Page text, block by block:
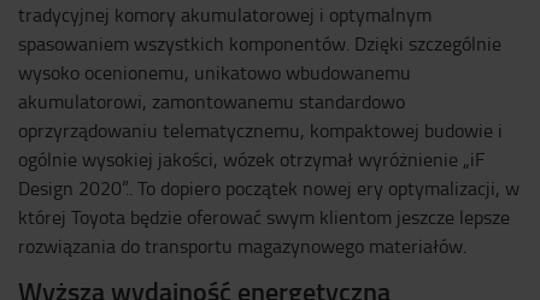
tradycyjnej komory akumulatorowej i optymalnym
spasowaniem wszystkich komponentów. Dzięki szczególnie
wysoko ocenionemu, unikatowo wbudowanemu
akumulatorowi, zamontowanemu standardowo
oprzyrządowaniu telematycznemu, kompaktowej budowie i
ogólnie wysokiej jakości, wózek otrzymał wyróżnienie „iF
Design 2020”.. To dopiero początek nowej ery optymalizacji, w
której Toyota będzie oferować swym klientom jeszcze lepsze
rozwiązania do transportu magazynowego materiałów.
Wyższa wydajność energetyczna